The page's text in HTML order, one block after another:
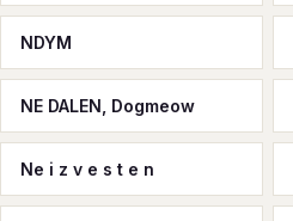
NDYM
NE DALEN, Dogmeow
Ne i z v e s t e n